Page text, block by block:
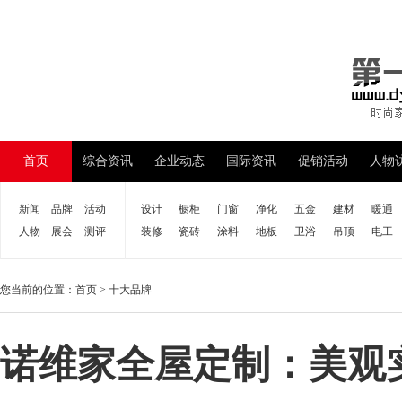
首页 综合资讯 企业动态 国际资讯 促销活动 人物
新闻 品牌
活动
人物
展会 测评
设计 橱柜 门窗 净化 五金 建材
暖通
装修
瓷砖 涂料 地板 卫浴 吊顶 电工
您当前的位置： 首页 > 十大品牌
诺维家全屋定制：美观